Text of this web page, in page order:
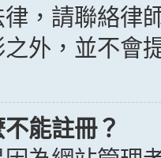
，請聯絡律
之外，並不會
能註冊？